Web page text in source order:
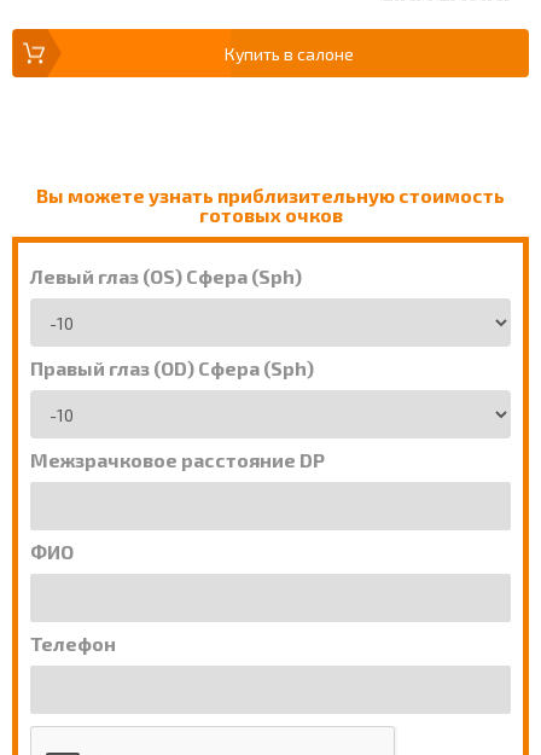
Купить в салоне
Вы можете узнать приблизительную стоимость
готовых очков
Левый глаз (OS) Сфера (Sph)
Правый глаз (OD) Сфера (Sph)
Межзрачковое расстояние DP
ФИО
Телефон